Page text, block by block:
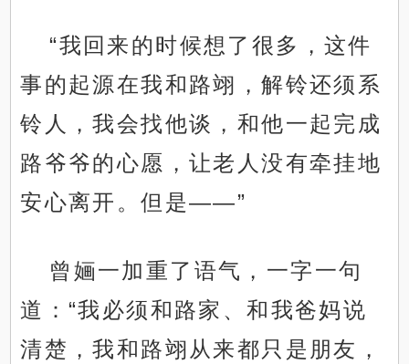
“我回来的时候想了很多，这件
事的起源在我和路翊，解铃还须系
铃人，我会找他谈，和他一起完成
路爷爷的心愿，让老人没有牵挂地
安心离开。但是——”
曾婳一加重了语气，一字一句
道：“我必须和路家、和我爸妈说
清楚，我和路翊从来都只是朋友，